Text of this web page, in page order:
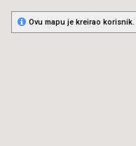
Ovu mapu je kreirao korisnik.